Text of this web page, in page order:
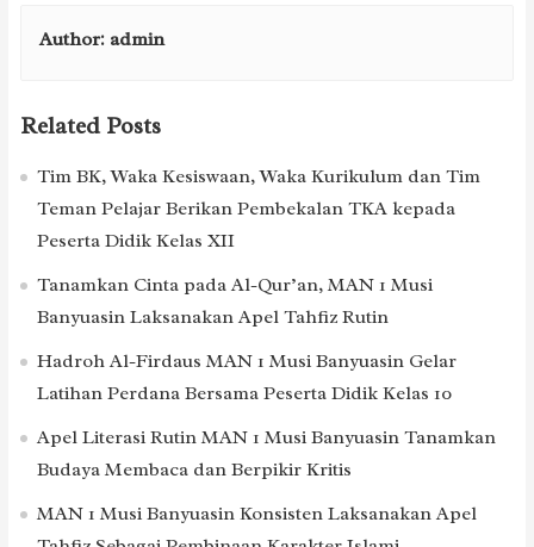
Author: admin
Related Posts
Tim BK, Waka Kesiswaan, Waka Kurikulum dan Tim
Teman Pelajar Berikan Pembekalan TKA kepada
Peserta Didik Kelas XII
Tanamkan Cinta pada Al-Qur’an, MAN 1 Musi
Banyuasin Laksanakan Apel Tahfiz Rutin
Hadroh Al-Firdaus MAN 1 Musi Banyuasin Gelar
Latihan Perdana Bersama Peserta Didik Kelas 10
Apel Literasi Rutin MAN 1 Musi Banyuasin Tanamkan
Budaya Membaca dan Berpikir Kritis
MAN 1 Musi Banyuasin Konsisten Laksanakan Apel